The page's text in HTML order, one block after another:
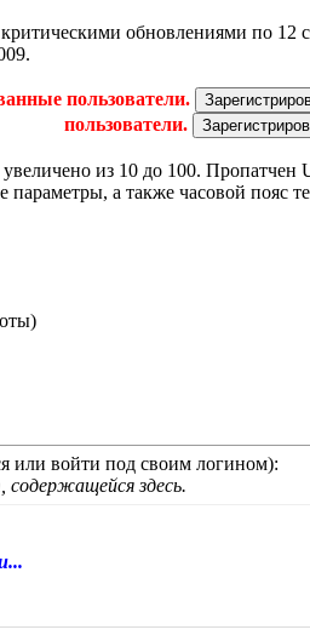
обновлениями по 12
пользователи.
пользователи.
из 10 до 100.
а также часовой пояс
или войти под своим логином):
здесь.